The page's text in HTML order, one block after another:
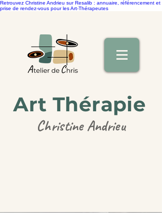
Retrouvez Christine Andrieu sur Resalib : annuaire, référencement et
prise de rendez-vous pour les Art-Thérapeutes
Christine Andrieu
Art Thérapie